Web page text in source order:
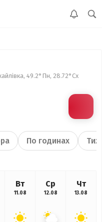
49.2°Пн, 28.72°Сх
По годинах
Вт
11.08
Ср
12.08
Чт
13.08